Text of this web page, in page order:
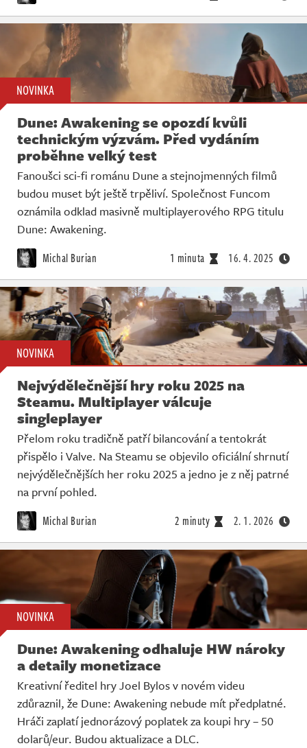
NOVINKA
Dune: Awakening se opozdí kvůli
technickým výzvám. Před vydáním
proběhne velký test
Fanoušci sci-fi románu Dune a stejnojmenných filmů
budou muset být ještě trpěliví. Společnost Funcom
oznámila odklad masivně multiplayerového RPG titulu
Dune: Awakening.
Michal Burian 1 minuta 16. 4. 2025
NOVINKA
Nejvýdělečnější hry roku 2025 na
Steamu. Multiplayer válcuje
singleplayer
Přelom roku tradičně patří bilancování a tentokrát
přispělo i Valve. Na Steamu se objevilo oficiální shrnutí
nejvýdělečnějších her roku 2025 a jedno je z něj patrné
na první pohled.
Michal Burian 2 minuty 2. 1. 2026
NOVINKA
Dune: Awakening odhaluje HW nároky
a detaily monetizace
Kreativní ředitel hry Joel Bylos v novém videu
zdůraznil, že Dune: Awakening nebude mít předplatné.
Hráči zaplatí jednorázový poplatek za koupi hry – 50
dolarů/eur. Budou aktualizace a DLC.